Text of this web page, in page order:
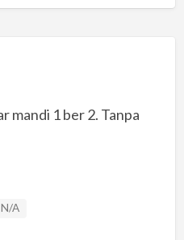
mandi 1 ber 2. Tanpa
Listing ID
N/A